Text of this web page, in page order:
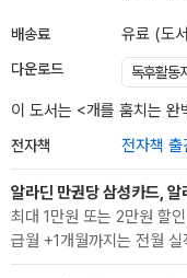
배송료 유료 (도
다운로드 독후활동
이 도서는 <개를 훔치는 완
전자책 전자책 출
알라딘 만권당 삼성카드,
최대 1만원 또는 2만원 할
급월 +1개월까지는 전월